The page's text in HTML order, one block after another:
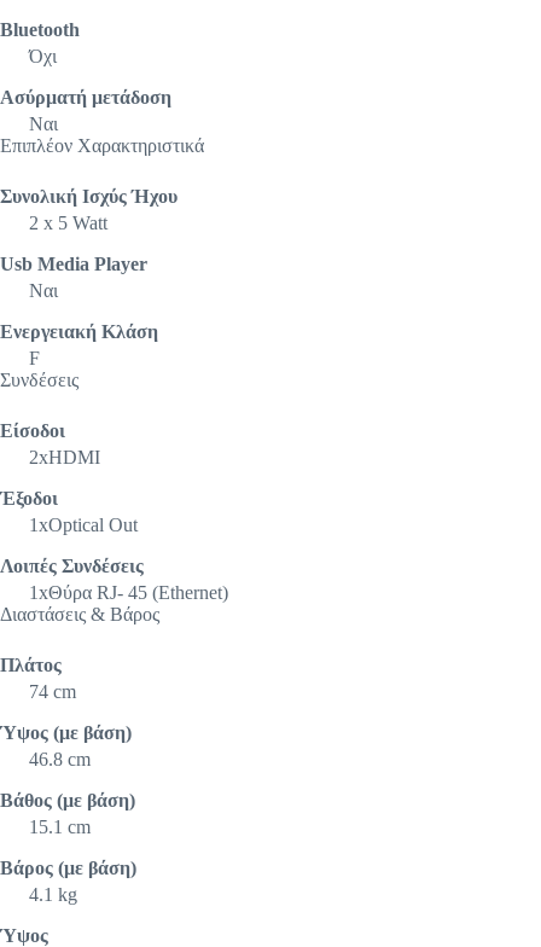
Bluetooth
Όχι
Ασύρματή μετάδοση
Ναι
Επιπλέον Χαρακτηριστικά
Συνολική Ισχύς Ήχου
2 x 5 Watt
Usb Media Player
Ναι
Ενεργειακή Κλάση
F
Συνδέσεις
Είσοδοι
2xHDMI
Έξοδοι
1xOptical Out
Λοιπές Συνδέσεις
1xΘύρα RJ- 45 (Ethernet)
Διαστάσεις & Βάρος
Πλάτος
74 cm
Ύψος (με βάση)
46.8 cm
Βάθος (με βάση)
15.1 cm
Βάρος (με βάση)
4.1 kg
Ύψος